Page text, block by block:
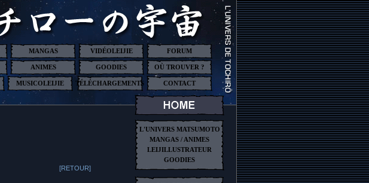
MANGAS VIDÉOLEIJIE FORUM
ANIMES GOODIES OÙ TROUVER ?
MUSICOLEIJIE TÉLÉCHARGEMENTS CONTACT
[RETOUR]
L'UNIVERS MATSUMOTO
MANGAS / ANIMES
LEIJILLUSTRATEUR
GOODIES